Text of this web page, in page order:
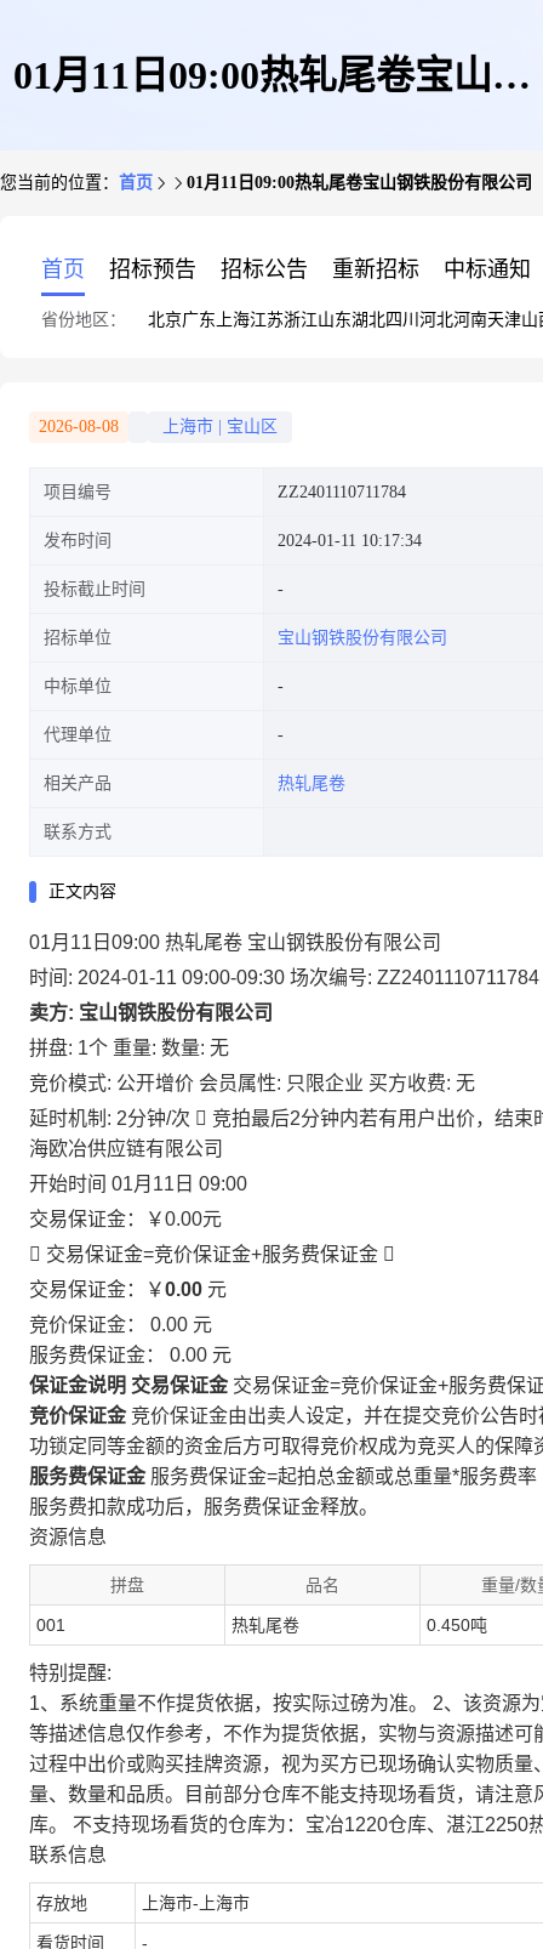
01月11日09:00热轧尾卷宝山钢
您当前的位置： 首页 01月11日09:00热轧尾卷宝山钢铁股份有限公司
首页 招标预告 招标公告 重新招标 中标通知
省份地区： 北京广东 上海江苏浙江山东湖北四川 河北河南天津山
2026-08-08 上海市 宝山区
项目编号 ZZ2401110711784
发布时间 2024-01-11 10:17:34
投标截止时间
招标单位 宝山钢铁股份有限公司
中标单位
代理单位
相关产品 热轧尾卷
联系方式
正文内容
01月11日09:00 热轧尾卷 宝山钢铁股份有限公司
时间: 2024-01-11 09:00-09:30 场次编号: ZZ2401110711784
卖方: 宝山钢铁股份有限公司
拼盘: 1个 重量: 数量: 无
竞价模式: 公开增价 会员属性: 只限企业 买方收费: 无
延时机制: 2分钟/次  竞拍最后2分钟内若有用户出价，结
海欧冶供应链有限公司
开始时间 01月11日 09:00
交易保证金：
￥0.00元
 交易保证金=竞价保证金+服务费保证金 
交易保证金：￥0.00 元
竞价保证金： 0.00 元
服务费保证金： 0.00 元
保证金说明 交易保证金 交易保证金=竞价保证金+服务费保
竞价保证金 竞价保证金由出卖人设定，并在提交竞价公告
功锁定同等金额的资金后方可取得竞价权成为竞买人的保障
服务费保证金 服务费保证金=起拍总金额或总重量*服务费率
服务费扣款成功后，服务费保证金释放。
资源信息
拼盘 品名 重量/数
001 热轧尾卷 0.450吨
特别提醒:
1、系统重量不作提货依据，按实际过磅为准。 2、该资源
等描述信息仅作参考，不作为提货依据，实物与资源描述
过程中出价或购买挂牌资源，视为买方已现场确认实物质
量、数量和品质。目前部分仓库不能支持现场看货，请注
库。 不支持现场看货的仓库为：宝冶1220仓库、湛江2250
联系信息
存放地 上海市-上海市
看货时间 -